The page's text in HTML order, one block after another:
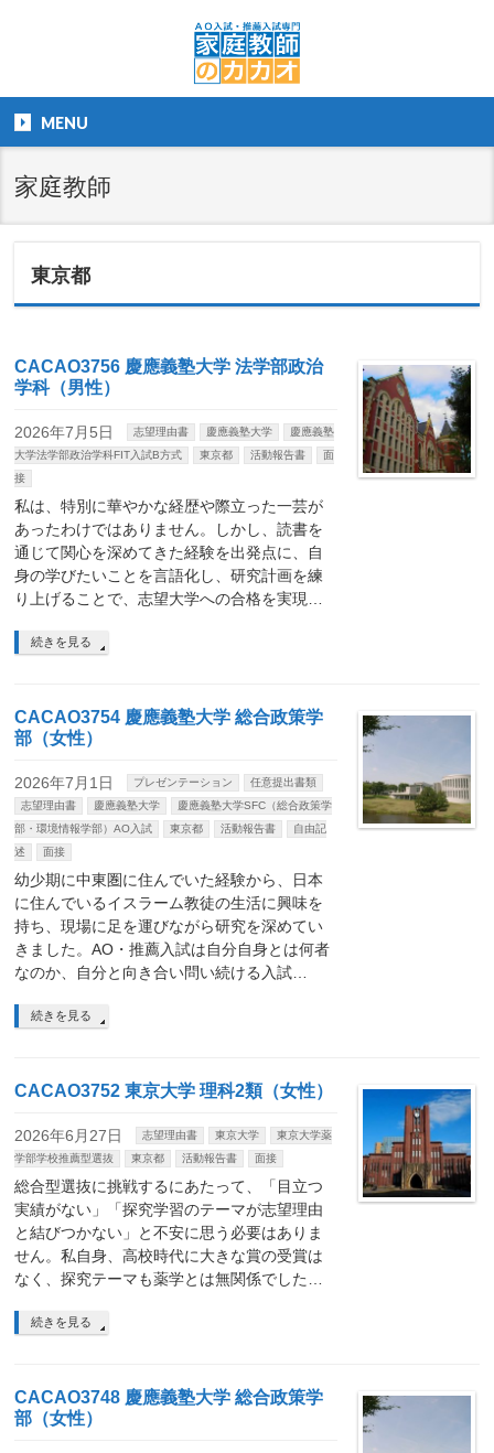
MENU
家庭教師
東京都
CACAO3756 慶應義塾大学 法学部政治
学科（男性）
2026年7月5日 志望理由書 慶應義塾大学
慶應義塾
大学法学部政治学科FIT入試B方式
東京都 活動報告書
面
接
私は、特別に華やかな経歴や際立った一芸が
あったわけではありません。しかし、読書を
通じて関心を深めてきた経験を出発点に、自
身の学びたいことを言語化し、研究計画を練
り上げることで、志望大学への合格を実現…
続きを見る
CACAO3754 慶應義塾大学 総合政策学
部（女性）
2026年7月1日 プレゼンテーション
任意提出書類
志望理由書
慶應義塾大学
慶應義塾大学SFC（総合政策学
部・環境情報学部）AO入試
東京都 活動報告書
自由記
述
面接
幼少期に中東圏に住んでいた経験から、日本
に住んでいるイスラーム教徒の生活に興味を
持ち、現場に足を運びながら研究を深めてい
きました。AO・推薦入試は自分自身とは何者
なのか、自分と向き合い問い続ける入試…
続きを見る
CACAO3752 東京大学 理科2類（女性）
2026年6月27日 志望理由書 東京大学
東京大学薬
学部学校推薦型選抜
東京都 活動報告書 面接
総合型選抜に挑戦するにあたって、「目立つ
実績がない」「探究学習のテーマが志望理由
と結びつかない」と不安に思う必要はありま
せん。私自身、高校時代に大きな賞の受賞は
なく、探究テーマも薬学とは無関係でした…
続きを見る
CACAO3748 慶應義塾大学 総合政策学
部（女性）